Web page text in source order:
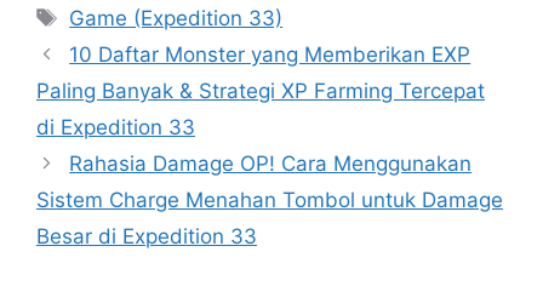
Tags
Game (Expedition 33)
10 Daftar Monster yang Memberikan EXP
Paling Banyak & Strategi XP Farming Tercepat
di Expedition 33
Rahasia Damage OP! Cara Menggunakan
Sistem Charge Menahan Tombol untuk Damage
Besar di Expedition 33